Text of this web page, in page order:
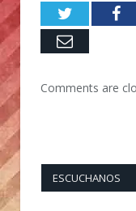
Twitter
Email
Comments are
ESCUCHANOS